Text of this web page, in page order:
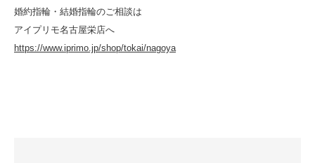
婚約指輪・結婚指輪のご相談は
アイプリモ名古屋栄店へ
https://www.iprimo.jp/shop/tokai/nagoya